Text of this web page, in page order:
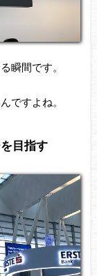
瞬間です。
ですよね。
目指す